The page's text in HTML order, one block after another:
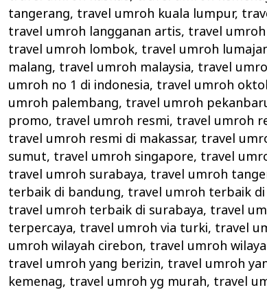
tangerang, travel umroh kuala lumpur,
travel umroh langganan artis, travel
travel umroh lombok, travel umroh
malang, travel umroh malaysia, travel
umroh no 1 di indonesia, travel umroh
umroh palembang, travel umroh
promo, travel umroh resmi, travel umroh
travel umroh resmi di makassar, travel
sumut, travel umroh singapore, travel
travel umroh surabaya, travel umroh
terbaik di bandung, travel umroh terbaik di
travel umroh terbaik di surabaya, travel
terpercaya, travel umroh via turki, travel
umroh wilayah cirebon, travel umroh
travel umroh yang berizin, travel umroh
kemenag, travel umroh yg murah, travel